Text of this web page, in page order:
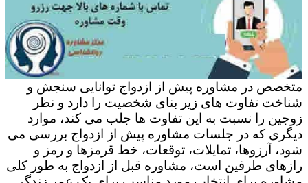
متخصص در مشاوره پیش از ازدواج توانایی سنجش و
شناخت تفاوت های زیر بنای شخصیت را دارد و نظر
زوجین را نسبت به این تفاوت ها جلب می کند، موارد
دیگری که در جلسات مشاوره پیش از ازدواج بررسی می
شود، آرزوها، تمایلات، توقعات، خط قرمزها و رمز و
رازهای طرفین است، مشاوره قبل از ازدواج به طور کلی